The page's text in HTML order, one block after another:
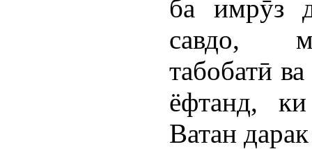
ба имрӯз
савдо,
табобатӣ
ёфтанд,
Ватан